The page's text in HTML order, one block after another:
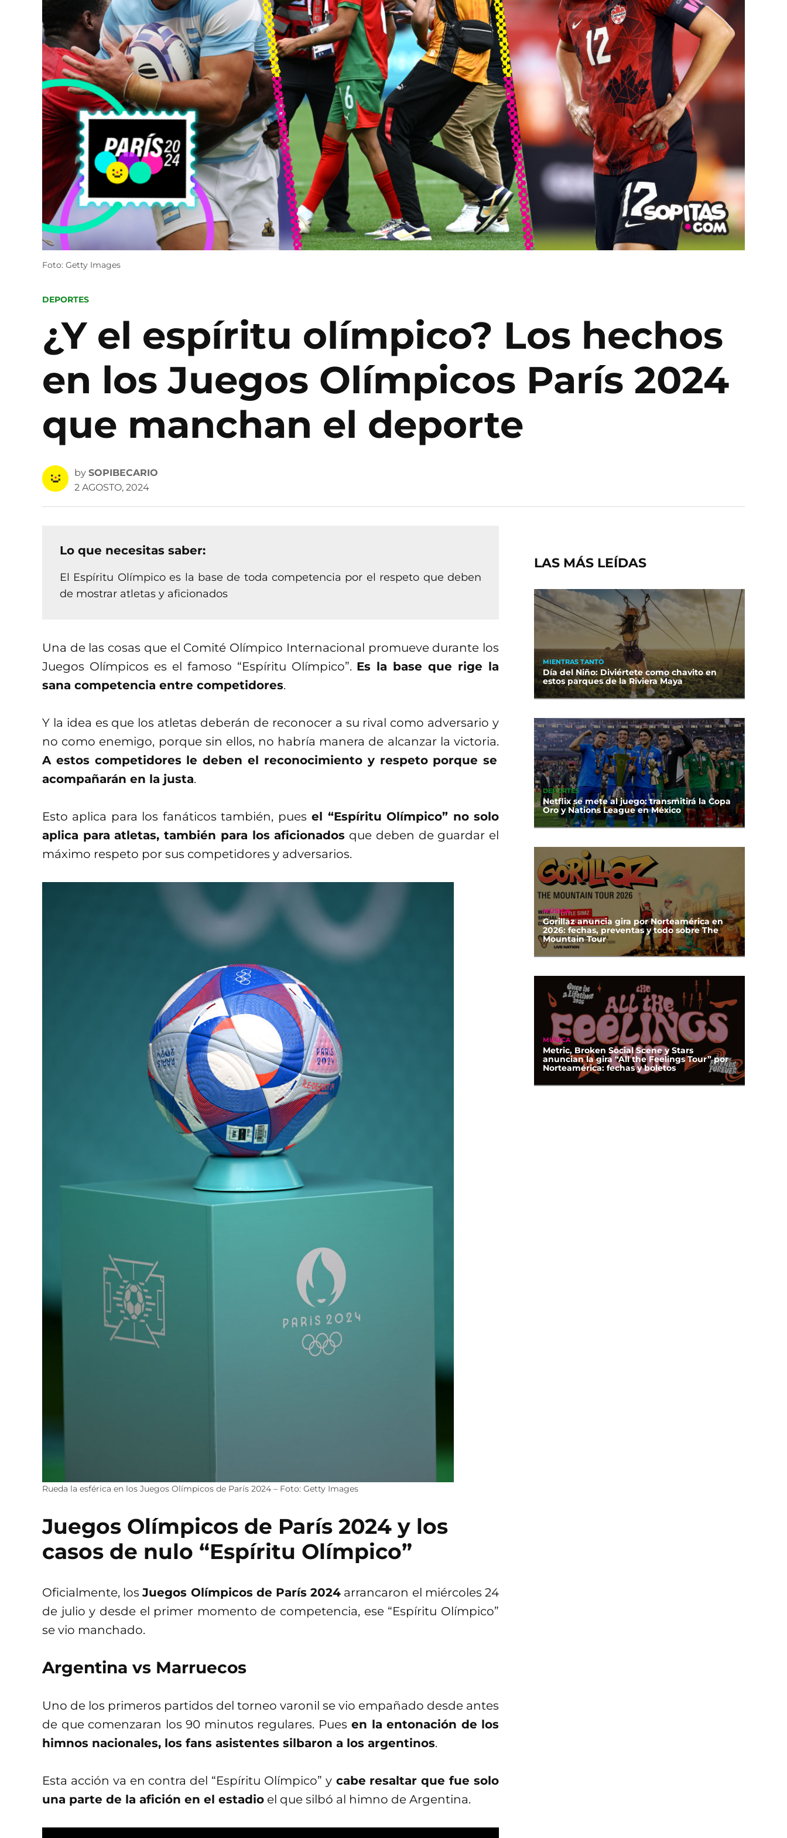
Foto: Getty Images
POSTED
DEPORTES
¿Y el espíritu olímpico? Los hechos
en los Juegos Olímpicos París 2024
que manchan el deporte
by SOPIBECARIO
2 AGOSTO, 2024
Lo que necesitas saber:
El Espíritu Olímpico es la base de toda competencia por el respeto que deben
de mostrar atletas y aficionados
Una de las cosas que el Comité Olímpico Internacional promueve durante los
Juegos Olímpicos es el famoso “Espíritu Olímpico”. Es la base que rige la
sana competencia entre competidores.
Y la idea es que los atletas deberán de reconocer a su rival como adversario y
no como enemigo, porque sin ellos, no habría manera de alcanzar la victoria.
A estos competidores le deben el reconocimiento y respeto porque se
acompañarán en la justa.
Esto aplica para los fanáticos también, pues el “Espíritu Olímpico” no solo
aplica para atletas, también para los aficionados que deben de guardar el
máximo respeto por sus competidores y adversarios.
Rueda la esférica en los Juegos Olímpicos de París 2024 – Foto: Getty Images
Juegos Olímpicos de París 2024 y los
casos de nulo “Espíritu Olímpico”
Oficialmente, losJuegos Olímpicos de París 2024 arrancaron el miércoles 24
de julio y desde el primer momento de competencia, ese “Espíritu Olímpico”
se vio manchado.
Argentina vs Marruecos
Uno de los primeros partidos del torneo varonil se vio empañado desde antes
de que comenzaran los 90 minutos regulares. Pues en la entonación de los
himnos nacionales, los fans asistentes silbaron a los argentinos.
Esta acción va en contra del “Espíritu Olímpico” ycabe resaltar que fue solo
una parte de la afición en el estadio el que silbó al himno de Argentina.
LAS MÁS LEÍDAS
MIENTRAS TANTO
Día del Niño: Diviértete como chavito en
estos parques de la Riviera Maya
DEPORTES
Netflix se mete al juego: transmitirá la Copa
Oro y Nations League en México
MÚSICA
Gorillaz anuncia gira por Norteamérica en
2026: fechas, preventas y todo sobre The
Mountain Tour
MÚSICA
Metric, Broken Social Scene y Stars
anuncian la gira “All the Feelings Tour” por
Norteamérica: fechas y boletos